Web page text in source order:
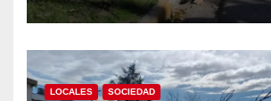
LOCALES SOCIEDAD